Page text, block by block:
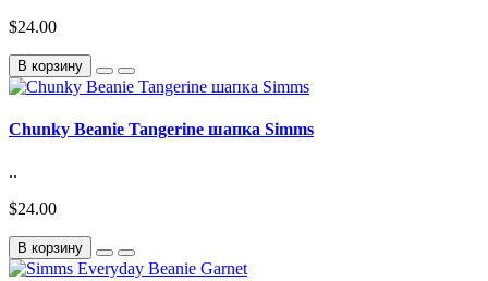
$24.00
В корзину
Chunky Beanie Tangerine шапка Simms
..
$24.00
В корзину